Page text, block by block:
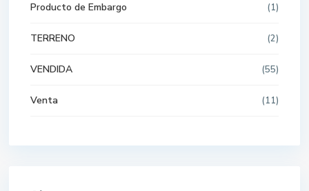
Producto de Embargo (1)
TERRENO (2)
VENDIDA (55)
Venta (11)